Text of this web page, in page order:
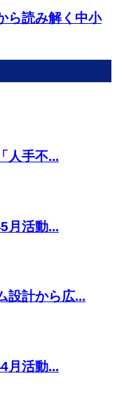
ら読み解く中小
人手不...
月活動...
設計から広...
月活動...